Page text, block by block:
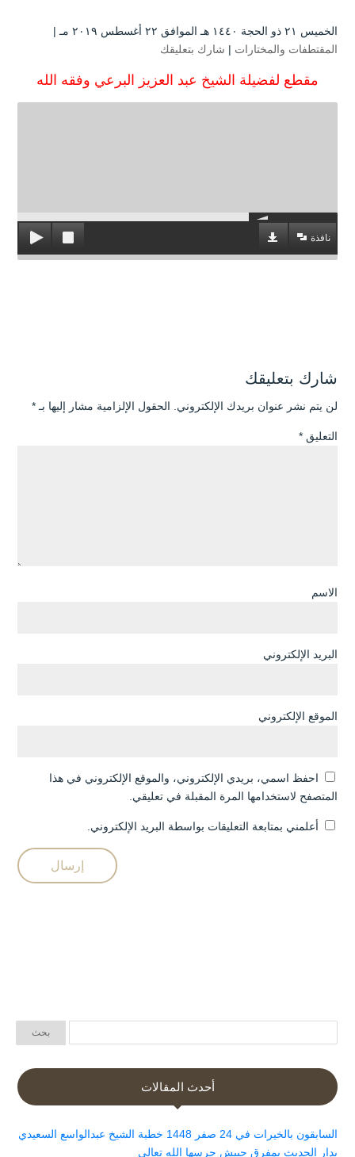
الخميس ۲۱ ذو الحجة ۱٤٤۰ هـ الموافق ۲۲ أغسطس ۲۰۱۹ مـ |
المقتطفات والمختارات | شارك بتعليقك
مقطع لفضيلة الشيخ عبد العزيز البرعي وفقه الله
نافذة
شارك بتعليقك
لن يتم نشر عنوان بريدك الإلكتروني. الحقول الإلزامية مشار إليها بـ *
التعليق *
الاسم
البريد الإلكتروني
الموقع الإلكتروني
احفظ اسمي، بريدي الإلكتروني، والموقع الإلكتروني في هذا
المتصفح لاستخدامها المرة المقبلة في تعليقي.
أعلمني بمتابعة التعليقات بواسطة البريد الإلكتروني.
أحدث المقالات
السابقون بالخيرات في 24 صفر 1448 خطبة الشيخ عبدالواسع السعيدي
بدار الحديث بمفرق حبيش حرسها الله تعالى